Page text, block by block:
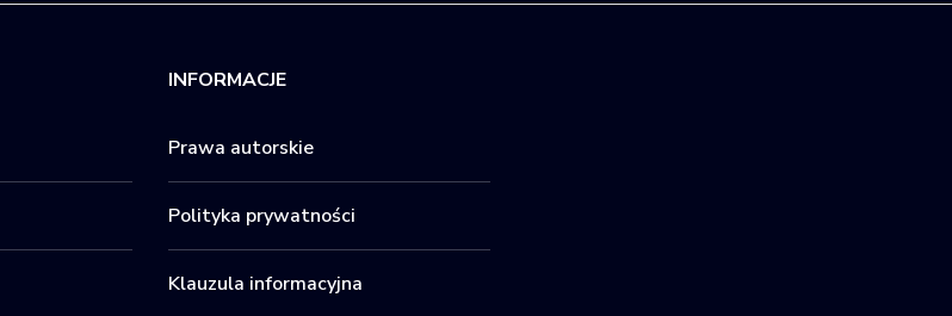
INFORMACJE
Prawa autorskie
Polityka prywatności
Klauzula informacyjna